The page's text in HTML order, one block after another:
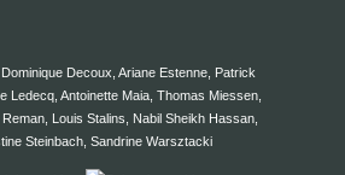
Decoux, Ariane Estenne, Patrick
Ledecq, Antoinette Maia, Thomas Miessen,
Louis Stalins, Nabil Sheikh Hassan,
Steinbach, Sandrine Warsztacki